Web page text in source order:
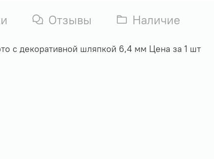
Отзывы Наличие
с декоративной шляпкой 6,4 мм Цена за 1 шт